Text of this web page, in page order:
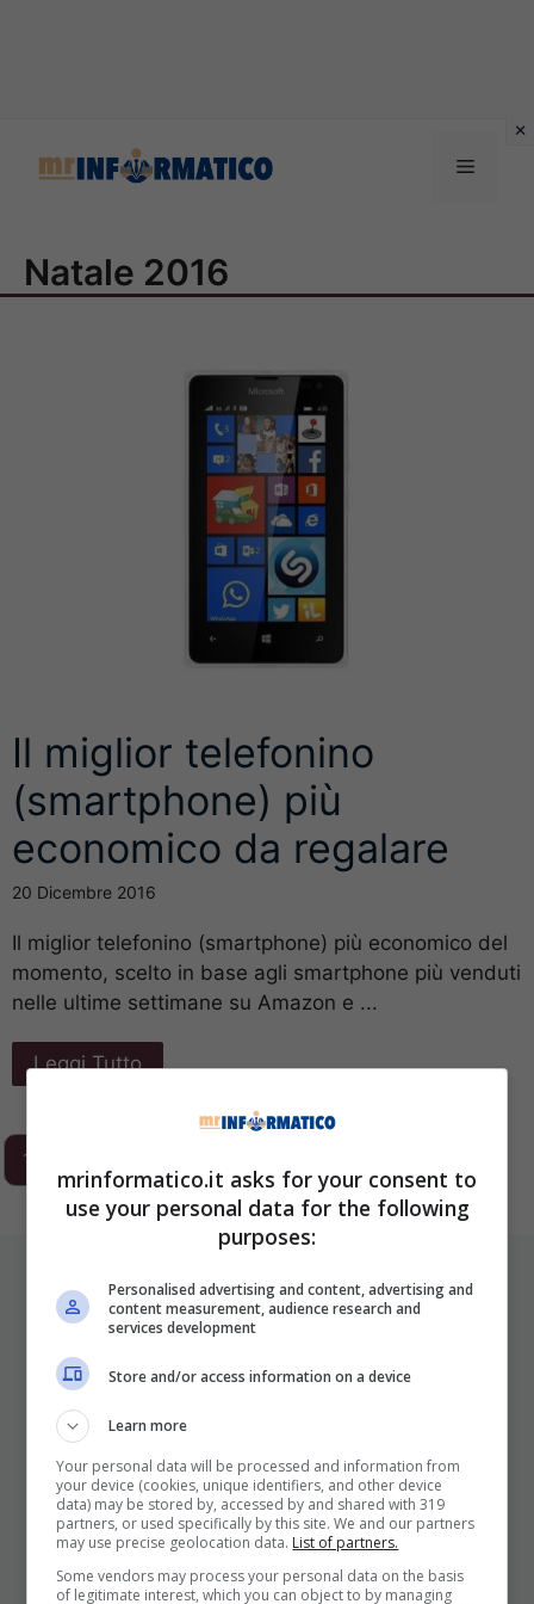
Menu
Natale 2016
Il miglior telefonino
(smartphone) più
economico da regalare
20 Dicembre 2016
Il miglior telefonino (smartphone) più economico del
momento, scelto in base agli smartphone più venduti
nelle ultime settimane su Amazon e ...
Leggi Tutto
1
I Pro E I Contro Di Una Nuova Moda
Che Punta A Cambiare Il Tabacco
Per Sempre
mrinformatico.it asks for your consent to
use your personal data for the following
purposes:
Personalised advertising and content, advertising and
content measurement, audience research and
services development
Store and/or access information on a device
Learn more
Your personal data will be processed and information from
your device (cookies, unique identifiers, and other device
data) may be stored by, accessed by and shared with 319
partners, or used specifically by this site. We and our partners
may use precise geolocation data. List of partners.
Some vendors may process your personal data on the basis
of legitimate interest, which you can object to by managing